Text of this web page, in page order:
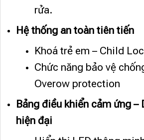
rửa.
Hệ thống an toàn tiên tiến
Khoá trẻ em – Child
Chức năng bảo vệ
Overow protection
Bảng điều khiển cảm ứng –
hiện đại